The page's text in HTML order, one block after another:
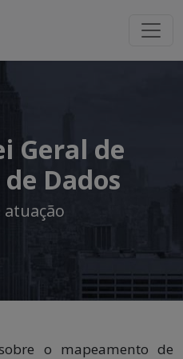
Geral de
Dados
atuação
o mapeamento de